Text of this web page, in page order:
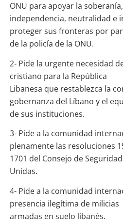
ONU para apoyar la soberanía,
independencia, neutralidad e
proteger sus fronteras por
de la policía de la ONU.
2- Pide la urgente necesidad
cristiano para la República
Libanesa que restablezca la
gobernanza del Líbano y el
de sus instituciones.
3- Pide a la comunidad
plenamente las resoluciones
1701 del Consejo de
Unidas.
4- Pide a la comunidad
presencia ilegítima de milicias
armadas en suelo libanés.